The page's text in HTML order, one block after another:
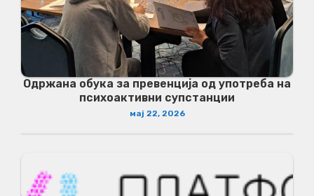
Одржана обука за превенција од употреба на
психоактивни супстанции
мај 22, 2026